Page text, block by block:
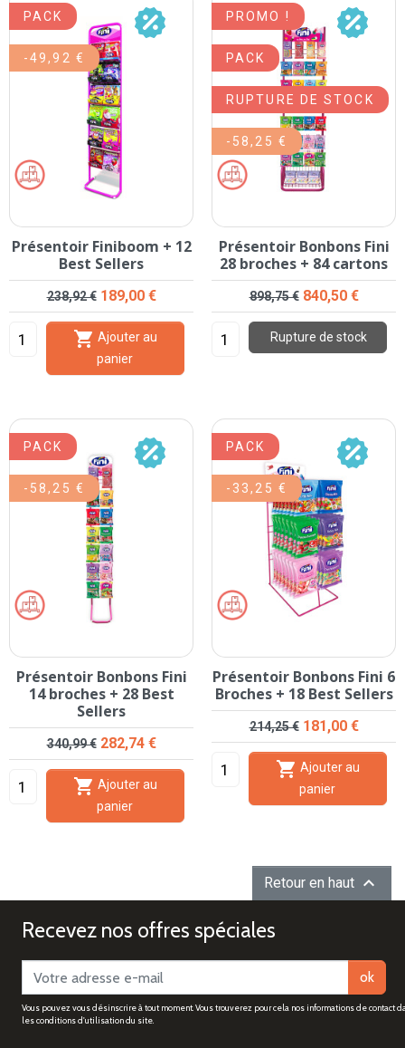
Présentoir Finiboom + 12
Best Sellers
Prix de base
238,92 € Prix
189,00 €

panier
PACK
-49,92 €
Présentoir Bonbons Fini
28 broches + 84 cartons
Prix de base
898,75 € Prix
840,50 €
Rupture de stock
PROMO !
PACK
RUPTURE DE STOCK
-58,25 €
Présentoir Bonbons Fini
14 broches + 28 Best
Sellers
Prix de base
340,99 € Prix
282,74 €

panier
PACK
-58,25 €
Présentoir Bonbons Fini 6
Broches + 18 Best Sellers
Prix de base
214,25 € Prix
181,00 €

panier
PACK
-33,25 €
Retour en haut 
Recevez nos offres spéciales
ok
Vous pouvez vous désinscrire à tout moment. Vous trouverez pour cela nos informations de contact
les conditions d'utilisation du site.